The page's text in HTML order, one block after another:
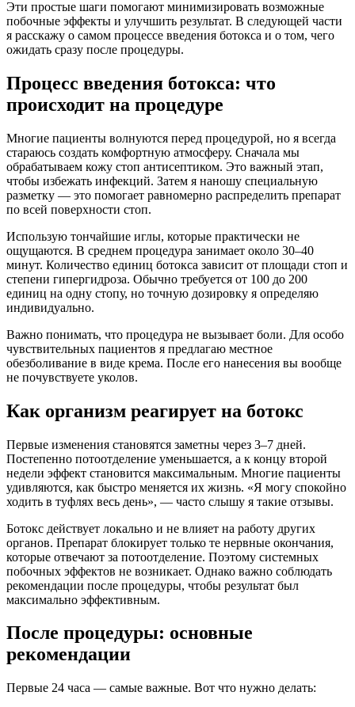
Эти простые шаги помогают минимизировать возможные
побочные эффекты и улучшить результат. В следующей части
я расскажу о самом процессе введения ботокса и о том, чего
ожидать сразу после процедуры.
Процесс введения ботокса: что
происходит на процедуре
Многие пациенты волнуются перед процедурой, но я всегда
стараюсь создать комфортную атмосферу. Сначала мы
обрабатываем кожу стоп антисептиком. Это важный этап,
чтобы избежать инфекций. Затем я наношу специальную
разметку — это помогает равномерно распределить препарат
по всей поверхности стоп.
Использую тончайшие иглы, которые практически не
ощущаются. В среднем процедура занимает около 30–40
минут. Количество единиц ботокса зависит от площади стоп и
степени гипергидроза. Обычно требуется от 100 до 200
единиц на одну стопу, но точную дозировку я определяю
индивидуально.
Важно понимать, что процедура не вызывает боли. Для особо
чувствительных пациентов я предлагаю местное
обезболивание в виде крема. После его нанесения вы вообще
не почувствуете уколов.
Как организм реагирует на ботокс
Первые изменения становятся заметны через 3–7 дней.
Постепенно потоотделение уменьшается, а к концу второй
недели эффект становится максимальным. Многие пациенты
удивляются, как быстро меняется их жизнь. «Я могу спокойно
ходить в туфлях весь день», — часто слышу я такие отзывы.
Ботокс действует локально и не влияет на работу других
органов. Препарат блокирует только те нервные окончания,
которые отвечают за потоотделение. Поэтому системных
побочных эффектов не возникает. Однако важно соблюдать
рекомендации после процедуры, чтобы результат был
максимально эффективным.
После процедуры: основные
рекомендации
Первые 24 часа — самые важные. Вот что нужно делать: